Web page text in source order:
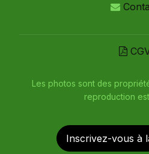
Les photos sont des
reproduction
Inscrivez-vous à